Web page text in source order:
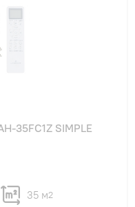
35FC1Z SIMPLE
35 м2